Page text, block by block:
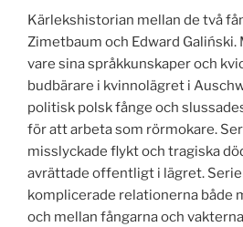
Kärlekshistorian mellan de två
Zimetbaum och Edward Galiński.
vare sina språkkunskaper och
budbärare i kvinnolägret i
politisk polsk fånge och
för att arbeta som rörmokare.
misslyckade flykt och tragiska
avrättade offentligt i lägret.
komplicerade relationerna både
och mellan fångarna och